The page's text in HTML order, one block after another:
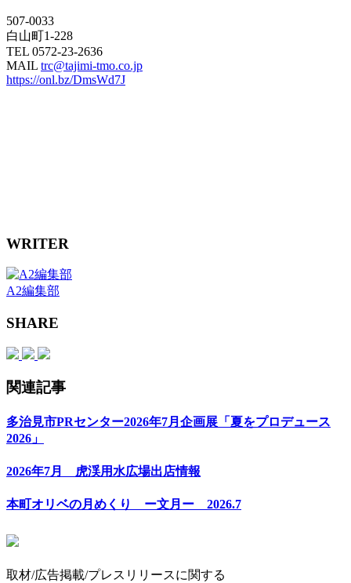
507-0033
白山町1-228
TEL 0572-23-2636
MAIL trc@tajimi-tmo.co.jp
https://onl.bz/DmsWd7J
WRITER
A2編集部
SHARE
関連記事
多治見市PRセンター2026年7月企画展「夏をプロデュース
2026」
2026年7月 虎渓用水広場出店情報
本町オリベの月めくり ー文月ー 2026.7
取材/広告掲載/プレスリリースに関する